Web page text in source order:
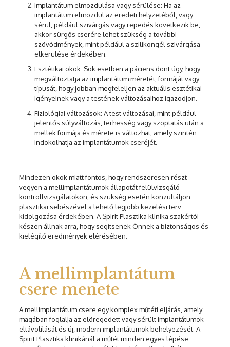
Implantátum elmozdulása vagy sérülése: Ha az
implantátum elmozdul az eredeti helyzetéből, vagy
sérül, például szivárgás vagy repedés következik be,
akkor sürgős cserére lehet szükség a további
szövődmények, mint például a szilikongél szivárgása
elkerülése érdekében.
Esztétikai okok: Sok esetben a páciens dönt úgy, hogy
megváltoztatja az implantátum méretét, formáját vagy
típusát, hogy jobban megfeleljen az aktuális esztétikai
igényeinek vagy a testének változásaihoz igazodjon.
Fiziológiai változások: A test változásai, mint például
jelentős súlyváltozás, terhesség vagy szoptatás után a
mellek formája és mérete is változhat, amely szintén
indokolhatja az implantátumok cseréjét.
Mindezen okok miatt fontos, hogy rendszeresen részt
vegyen a mellimplantátumok állapotát felülvizsgáló
kontrollvizsgálatokon, és szükség esetén konzultáljon
plasztikai sebészével a lehető legjobb kezelési terv
kidolgozása érdekében. A Spirit Plasztika klinika szakértői
készen állnak arra, hogy segítsenek Önnek a biztonságos és
kielégítő eredmények elérésében.
A mellimplantátum
csere menete
A mellimplantátum csere egy komplex műtéti eljárás, amely
magában foglalja az elöregedett vagy sérült implantátumok
eltávolítását és új, modern implantátumok behelyezését. A
Spirit Plasztika klinikánál a műtét minden egyes lépése